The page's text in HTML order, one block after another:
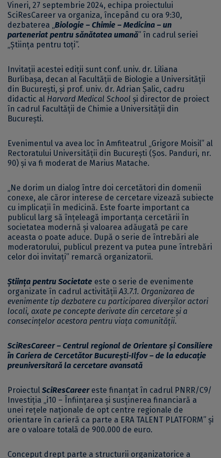
Vineri, 27 septembrie 2024, echipa proiectului
SciResCareer va organiza, începând cu ora 9:30,
dezbaterea „Biologie – Chimie – Medicina – un
parteneriat pentru sănătatea umană” în cadrul seriei
„Știința pentru toți”.
Invitații acestei ediții sunt conf. univ. dr. Liliana
Burlibașa, decan al Facultății de Biologie a Universității
din București, și prof. univ. dr. Adrian Șalic, cadru
didactic al Harvard Medical School și director de proiect
în cadrul Facultății de Chimie a Universității din
București.
Evenimentul va avea loc în Amfiteatrul „Grigore Moisil” al
Rectoratului Universității din București (Șos. Panduri, nr.
90) și va fi moderat de Marius Matache.
„Ne dorim un dialog între doi cercetători din domenii
conexe, ale căror interese de cercetare vizează subiecte
cu implicații în medicină. Este foarte important ca
publicul larg să înțeleagă importanța cercetării în
societatea modernă și valoarea adăugată pe care
aceasta o poate aduce. După o serie de întrebări ale
moderatorului, publicul prezent va putea pune întrebări
celor doi invitați” remarcă organizatorii.
Știința pentru Societate este o serie de evenimente
organizate în cadrul activitățiiA3.7.1. Organizarea de
evenimente tip dezbatere cu participarea diverșilor actori
locali, axate pe concepte derivate din cercetare și a
consecințelor acestora pentru viața comunității.
SciResCareer – Centrul regional de Orientare și Consiliere
în Cariera de Cercetător București-Ilfov – de la educație
preuniversitară la cercetare avansată
Proiectul SciResCareereste finanțat în cadrul PNRR/C9/
Investiția „i10 – Înființarea și susținerea financiară a
unei rețele naționale de opt centre regionale de
orientare în carieră ca parte a ERA TALENT PLATFORM” și
are o valoare totală de 900.000 de euro.
Conceput drept parte a structurii organizatorice a